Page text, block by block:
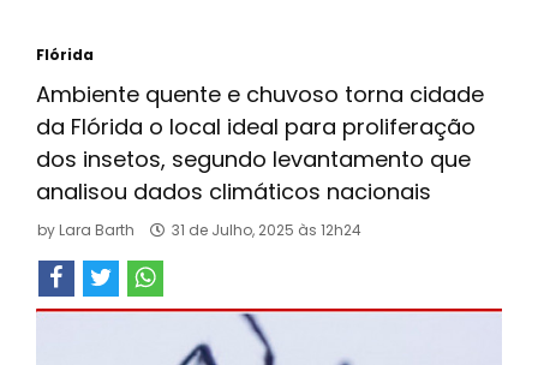
Flórida
Ambiente quente e chuvoso torna cidade
da Flórida o local ideal para proliferação
dos insetos, segundo levantamento que
analisou dados climáticos nacionais
by Lara Barth 31 de Julho, 2025 às 12h24